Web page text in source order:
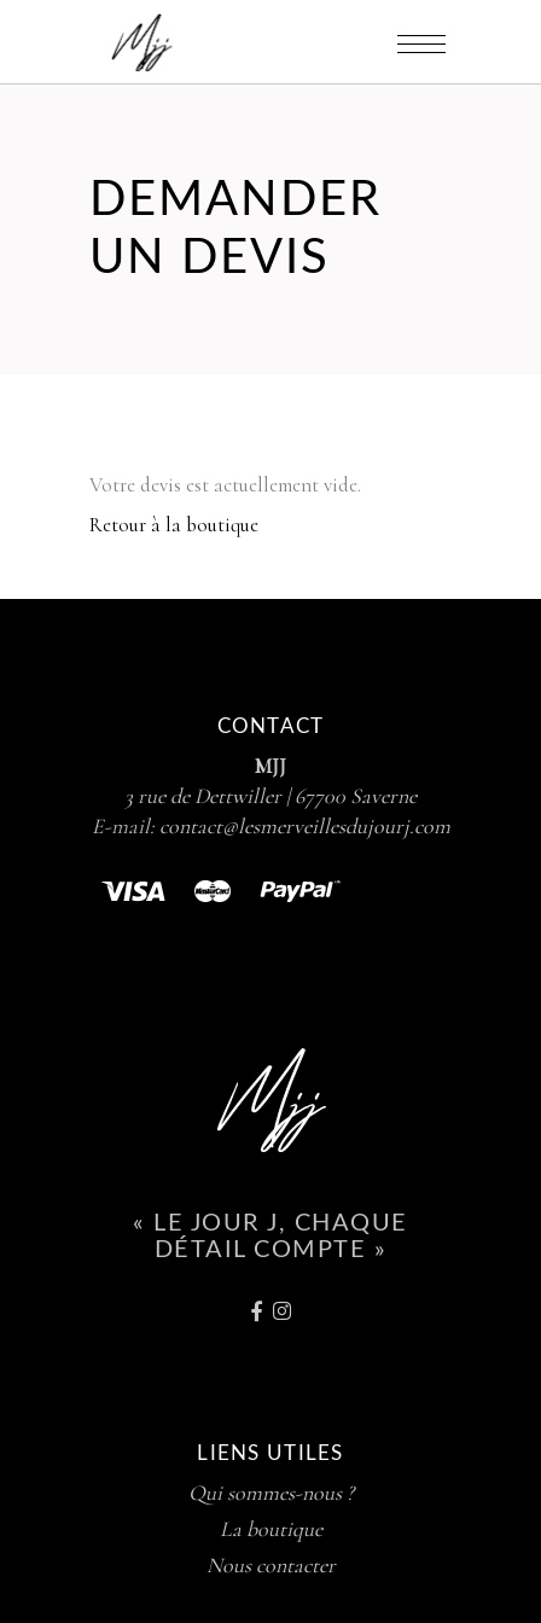
DEMANDER
UN DEVIS
Votre devis est actuellement vide.
Retour à la boutique
CONTACT
MJJ
3 rue de Dettwiller | 67700 Saverne
E-mail: contact@lesmerveillesdujourj.com
« LE JOUR J, CHAQUE
DÉTAIL COMPTE »
LIENS UTILES
Qui sommes-nous ?
La boutique
Nous contacter